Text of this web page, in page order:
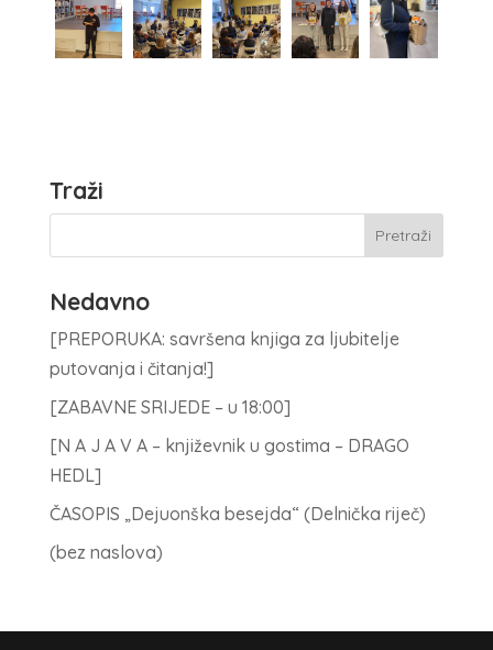
Traži
Nedavno
[PREPORUKA: savršena knjiga za ljubitelje
putovanja i čitanja!]
[ZABAVNE SRIJEDE – u 18:00]
[N A J A V A – književnik u gostima – DRAGO
HEDL]
ČASOPIS „Dejuonška besejda“ (Delnička riječ)
(bez naslova)